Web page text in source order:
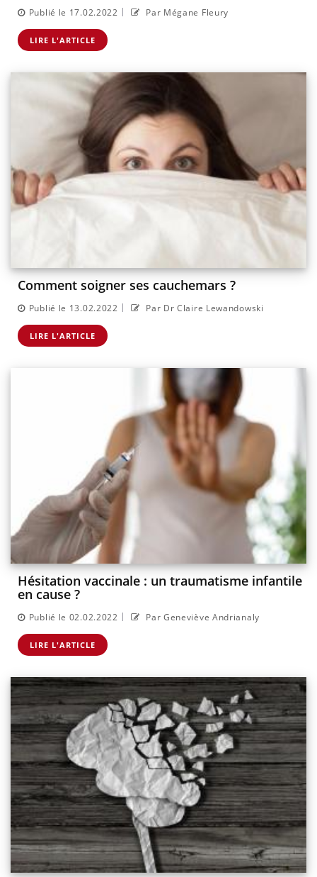
Publié le 17.02.2022 | Par Mégane Fleury
LIRE L'ARTICLE
Comment soigner ses cauchemars ?
Publié le 13.02.2022 | Par Dr Claire Lewandowski
LIRE L'ARTICLE
Hésitation vaccinale : un traumatisme infantile
en cause ?
Publié le 02.02.2022 | Par Geneviève Andrianaly
LIRE L'ARTICLE